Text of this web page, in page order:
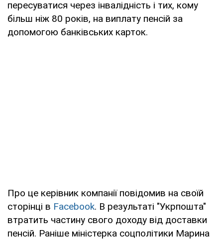
пересуватися через інвалідність і тих, кому
більш ніж 80 років, на виплату пенсій за
допомогою банківських карток.
Про це керівник компанії повідомив на своїй
сторінці в Facebook. В результаті "Укрпошта"
втратить частину свого доходу від доставки
пенсій. Раніше міністерка соцполітики Марина